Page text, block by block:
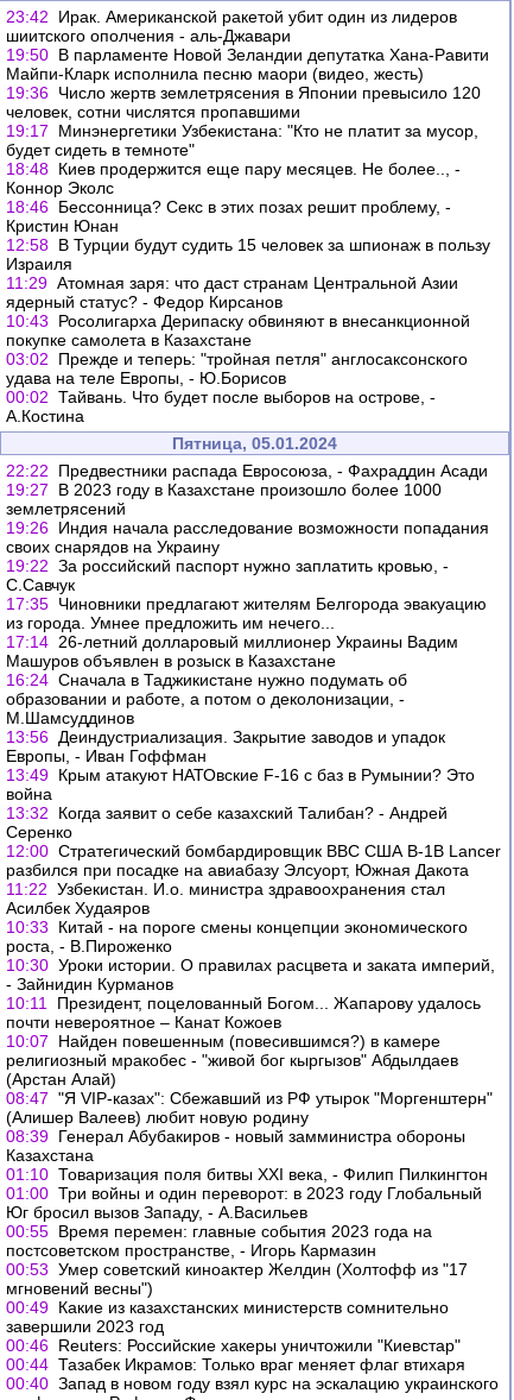
23:42
Ирак. Американской ракетой убит один из лидеров
шиитского ополчения - аль-Джавари
19:50 В парламенте Новой Зеландии депутатка Хана-Равити
Майпи-Кларк исполнила песню маори (видео, жесть)
19:36 Число жертв землетрясения в Японии превысило 120
человек, сотни числятся пропавшими
19:17
Минэнергетики Узбекистана: "Кто не платит за мусор,
будет сидеть в темноте"
18:48 Киев продержится еще пару месяцев. Не более.., -
Коннор Эколс
18:46 Бессонница? Секс в этих позах решит проблему, -
Кристин Юнан
12:58 В Турции будут судить 15 человек за шпионаж в пользу
Израиля
11:29 Атомная заря: что даст странам Центральной Азии
ядерный статус? - Федор Кирсанов
10:43
Росолигарха Дерипаску обвиняют в внесанкционной
покупке самолета в Казахстане
03:02
Прежде и теперь: "тройная петля" англосаксонского
удава на теле Европы, - Ю.Борисов
00:02 Тайвань. Что будет после выборов на острове, -
А.Костина
Пятница, 05.01.2024
22:22
Предвестники распада Евросоюза, - Фахраддин Асади
19:27
В 2023 году в Казахстане произошло более 1000
землетрясений
19:26 Индия начала расследование возможности попадания
своих снарядов на Украину
19:22 За российский паспорт нужно заплатить кровью, -
С.Савчук
17:35 Чиновники предлагают жителям Белгорода эвакуацию
из города. Умнее предложить им нечего...
17:14 26-летний долларовый миллионер Украины Вадим
Машуров объявлен в розыск в Казахстане
16:24 Сначала в Таджикистане нужно подумать об
образовании и работе, а потом о деколонизации, -
М.Шамсуддинов
13:56 Деиндустриализация. Закрытие заводов и упадок
Европы, - Иван Гоффман
13:49 Крым атакуют НАТОвские F-16 с баз в Румынии? Это
война
13:32
Когда заявит о себе казахский Талибан? - Андрей
Серенко
12:00 Стратегический бомбардировщик ВВС США B-1B Lancer
разбился при посадке на авиабазу Элсуорт, Южная Дакота
11:22 Узбекистан. И.о. министра здравоохранения стал
Асилбек Худаяров
10:33
Китай - на пороге смены концепции экономического
роста, - В.Пироженко
10:30 Уроки истории. О правилах расцвета и заката империй,
- Зайнидин Курманов
10:11
Президент, поцелованный Богом... Жапарову удалось
почти невероятное – Канат Кожоев
10:07
Найден повешенным (повесившимся?) в камере
религиозный мракобес - "живой бог кыргызов" Абдылдаев
(Арстан Алай)
08:47 "Я VIP-казах": Сбежавший из РФ утырок "Моргенштерн"
(Алишер Валеев) любит новую родину
08:39 Генерал Абубакиров - новый замминистра обороны
Казахстана
01:10 Товаризация поля битвы XXI века, - Филип Пилкингтон
01:00 Три войны и один переворот: в 2023 году Глобальный
Юг бросил вызов Западу, - А.Васильев
00:55 Время перемен: главные события 2023 года на
постсоветском пространстве, - Игорь Кармазин
00:53 Умер советский киноактер Желдин (Холтофф из "17
мгновений весны")
00:49 Какие из казахстанских министерств сомнительно
завершили 2023 год
00:46 Reuters: Российские хакеры уничтожили "Киевстар"
00:44 Тазабек Икрамов: Только враг меняет флаг втихаря
00:40 Запад в новом году взял курс на эскалацию украинского